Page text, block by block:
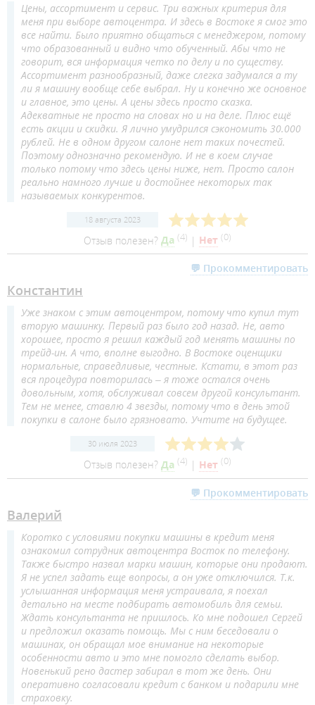
Цены, ассортимент и сервис. Три важных критерия для
меня при выборе автоцентра. И здесь в Востоке я смог это
все найти. Было приятно общаться с менеджером, потому
что образованный и видно что обученный. Абы что не
говорит, вся информация четко по делу и по существу.
Ассортимент разнообразный, даже слегка задумался а ту
ли я машину вообще себе выбрал. Ну и конечно же основное
и главное, это цены. А цены здесь просто сказка.
Адекватные не просто на словах но и на деле. Плюс ещё
есть акции и скидки. Я лично умудрился сэкономить 30.000
рублей. Не в одном другом салоне нет таких почестей.
Поэтому однозначно рекомендую. И не в коем случае
только потому что здесь цены ниже, нет. Просто салон
реально намного лучше и достойнее некоторых так
называемых конкурентов.
18 августа 2023
Отзыв полезен? Да (4) | Нет (0)
💬 Прокомментировать
Константин
Уже знаком с этим автоцентром, потому что купил тут
вторую машинку. Первый раз было год назад. Не, авто
хорошее, просто я решил каждый год менять машины по
трейд-ин. А что, вполне выгодно. В Востоке оценщики
нормальные, справедливые, честные. Кстати, в этот раз
вся процедура повторилась – я тоже остался очень
довольным, хотя, обслуживал совсем другой консультант.
Тем не менее, ставлю 4 звезды, потому что в день этой
покупки в салоне было грязновато. Учтите на будущее.
30 июля 2023
Отзыв полезен? Да (4) | Нет (0)
💬 Прокомментировать
Валерий
Коротко с условиями покупки машины в кредит меня
ознакомил сотрудник автоцентра Восток по телефону.
Также быстро назвал марки машин, которые они продают.
Я не успел задать еще вопросы, а он уже отключился. Т.к.
услышанная информация меня устраивала, я поехал
детально на месте подбирать автомобиль для семьи.
Ждать консультанта не пришлось. Ко мне подошел Сергей
и предложил оказать помощь. Мы с ним беседовали о
машинах, он обращал мое внимание на некоторые
особенности авто и это мне помогло сделать выбор.
Новенький рено дастер забирал в тот же день. Они
оперативно согласовали кредит с банком и подарили мне
страховку.